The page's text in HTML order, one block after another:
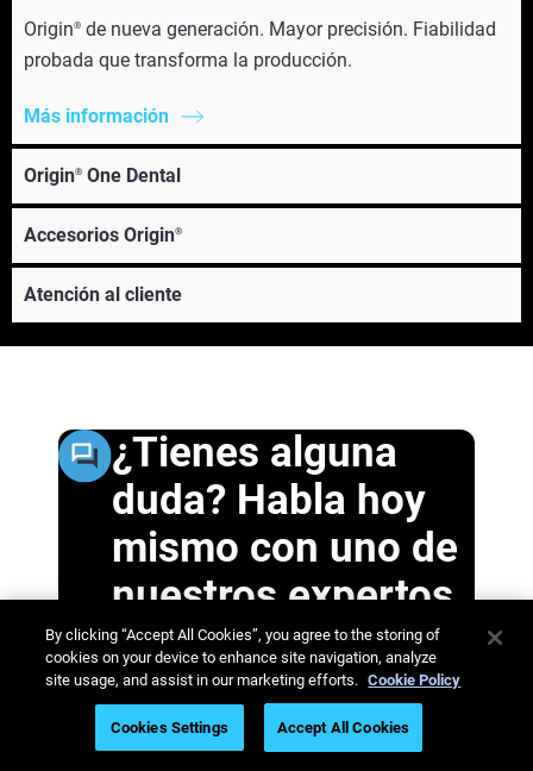
Origin® de nueva generación. Mayor precisión. Fiabilidad
probada que transforma la producción.
Más información
Origin® One Dental
Accesorios Origin®
®
Más información
Atención al cliente
¿Tienes alguna
duda? Habla hoy
mismo con uno de
nuestros expertos
Habla con un experto
By clicking “Accept All Cookies”, you agree to the storing of
cookies on your device to enhance site navigation, analyze
site usage, and assist in our marketing efforts. Cookie Policy
Cookies Settings Accept All Cookies